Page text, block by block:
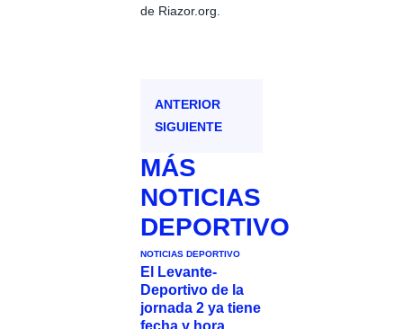
de Riazor.org.
ANTERIOR
SIGUIENTE
MÁS
NOTICIAS
DEPORTIVO
NOTICIAS DEPORTIVO
El Levante-
Deportivo de la
jornada 2 ya tiene
fecha y hora